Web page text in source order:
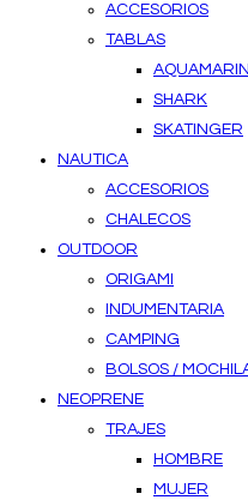
ACCESORIOS
TABLAS
SHARK
SKATINGER
NAUTICA
ACCESORIOS
CHALECOS
OUTDOOR
ORIGAMI
INDUMENTARIA
CAMPING
BOLSOS /
NEOPRENE
TRAJES
HOMBRE
MUJER